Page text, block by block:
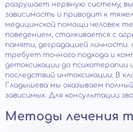
разрушает нервную систему,
зависимость и приводит к
медицинской помощи человек
поведением, сталкивается с
памяти, деградацией личности.
требует точного подхода и
детоксикации до психотерапии
последствий интоксикации. В
Гладышева мы оказываем
зависимых. Для консультации
Методы лечения